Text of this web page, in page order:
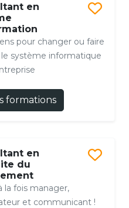
en
pour changer ou faire
système informatique
formations
en
du
la fois manager,
et communicant !